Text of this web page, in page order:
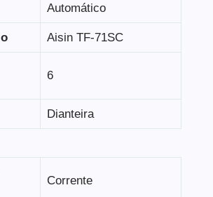
Automático
Aisin TF-71SC
6
Dianteira
Corrente